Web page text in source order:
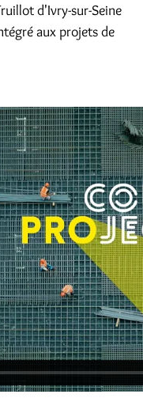
d'Ivry-sur-Seine
aux projets de